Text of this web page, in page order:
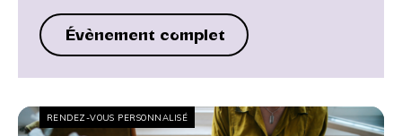
Évènement complet
RENDEZ-VOUS PERSONNALISÉ